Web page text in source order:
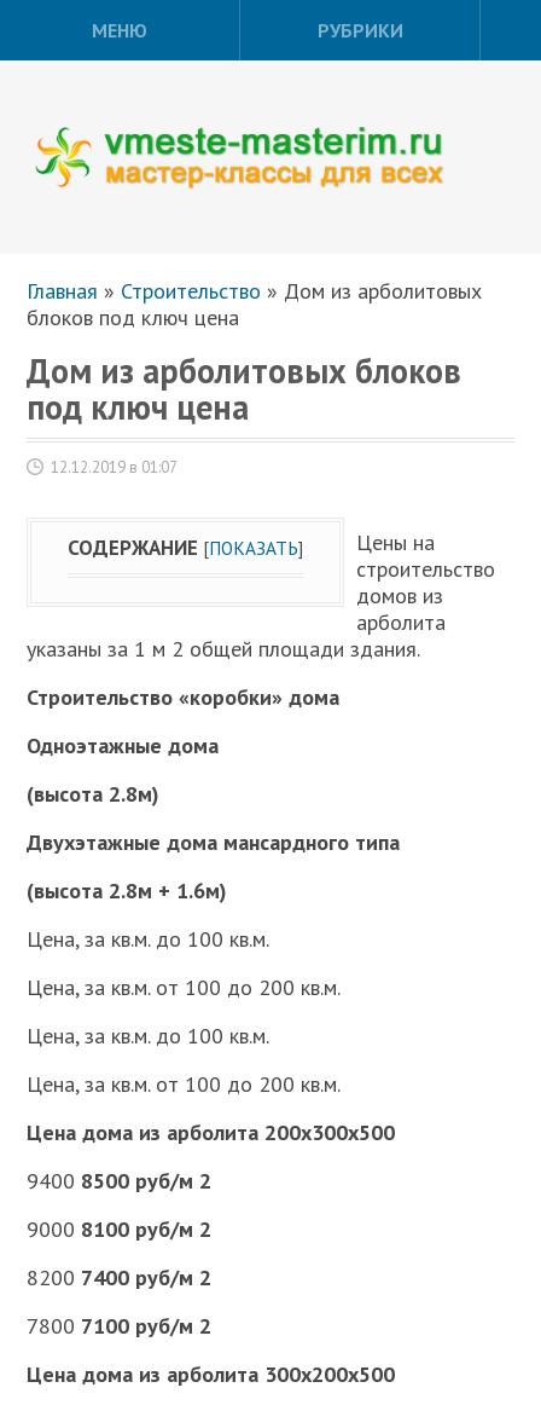
МЕНЮ РУБРИКИ
Главная » Строительство » Дом из арболитовых
блоков под ключ цена
Дом из арболитовых блоков
под ключ цена
12.12.2019 в 01:07
СОДЕРЖАНИЕ [ПОКАЗАТЬ]
Цены на
строительство
домов из
арболита
указаны за 1 м 2 общей площади здания.
Строительство «коробки» дома
Одноэтажные дома
(высота 2.8м)
Двухэтажные дома мансардного типа
(высота 2.8м + 1.6м)
Цена, за кв.м. до 100 кв.м.
Цена, за кв.м. от 100 до 200 кв.м.
Цена, за кв.м. до 100 кв.м.
Цена, за кв.м. от 100 до 200 кв.м.
Цена дома из арболита 200х300х500
9400 8500 руб/м 2
9000 8100 руб/м 2
8200 7400 руб/м 2
7800 7100 руб/м 2
Цена дома из арболита 300х200х500